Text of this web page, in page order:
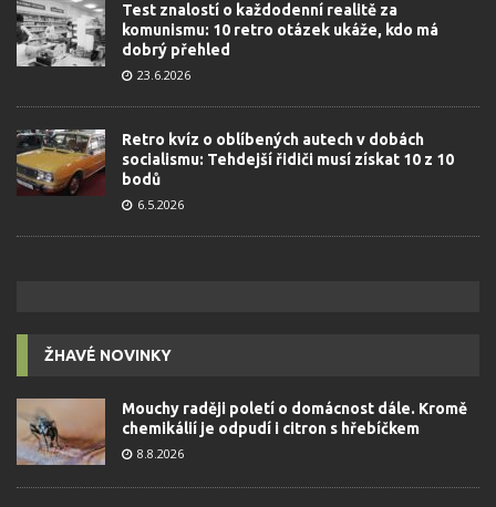
Test znalostí o každodenní realitě za
komunismu: 10 retro otázek ukáže, kdo má
dobrý přehled
23.6.2026
Retro kvíz o oblíbených autech v dobách
socialismu: Tehdejší řidiči musí získat 10 z 10
bodů
6.5.2026
ŽHAVÉ NOVINKY
Mouchy raději poletí o domácnost dále. Kromě
chemikálií je odpudí i citron s hřebíčkem
8.8.2026